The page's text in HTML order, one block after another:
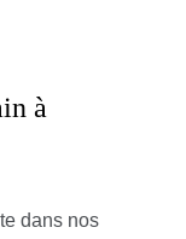
à
dans nos